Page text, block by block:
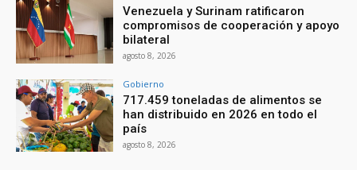
Venezuela y Surinam ratificaron
compromisos de cooperación y apoyo
bilateral
agosto 8, 2026
Gobierno
717.459 toneladas de alimentos se
han distribuido en 2026 en todo el
país
agosto 8, 2026